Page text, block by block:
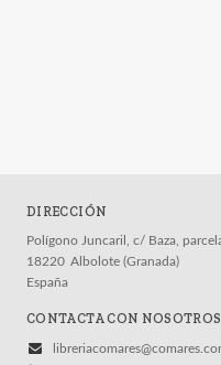
DIRECCIÓN
Polígono Juncaril, c/ Baza,
18220 Albolote (Granada)
España
CONTACTA CON NOSOTROS